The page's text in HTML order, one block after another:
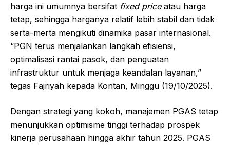
harga ini umumnya bersifat fixed priceatau harga
tetap, sehingga harganya relatif lebih stabil dan tidak
serta-merta mengikuti dinamika pasar internasional.
“PGN terus menjalankan langkah efisiensi,
optimalisasi rantai pasok, dan penguatan
infrastruktur untuk menjaga keandalan layanan,”
tegas Fajriyah kepada Kontan, Minggu (19/10/2025).
Dengan strategi yang kokoh, manajemen PGAS tetap
menunjukkan optimisme tinggi terhadap prospek
kinerja perusahaan hingga akhir tahun 2025. PGAS